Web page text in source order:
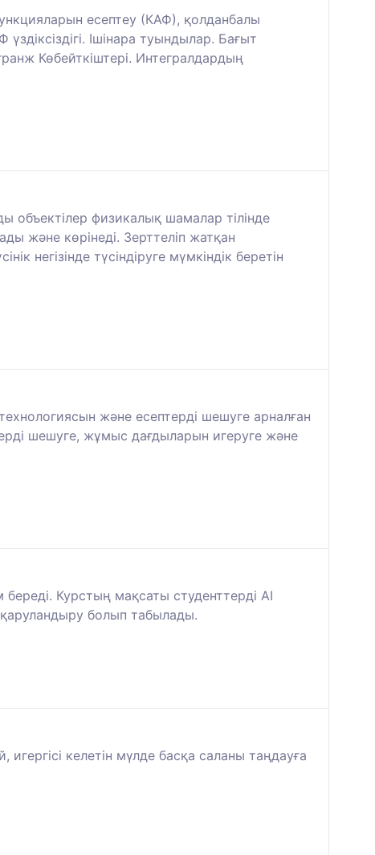
есептеу (КАФ), қолданбалы
Ішінара туындылар. Бағыт
Көбейткіштері. Интегралдардың
объектілер физикалық шамалар тілінде
және көрінеді. Зерттеліп жатқан
негізінде түсіндіруге мүмкіндік беретін
және есептерді шешуге арналған
шешуге, жұмыс дағдыларын игеруге және
береді. Курстың мақсаты студенттерді AI
болып табылады.
келетін мүлде басқа саланы таңдауға